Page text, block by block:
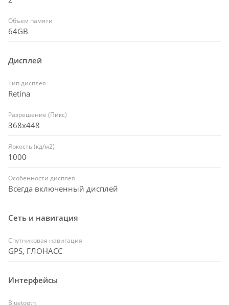
Объем памяти
64GB
Дисплей
Тип дисплея
Retina
Разрешение (Пикс)
368x448
Яркость (кд/м2)
1000
Особенности дисплея
Всегда включенный дисплей
Сеть и навигация
Спутниковая навигация
GPS, ГЛОНАСC
Интерфейсы
Bluetooth